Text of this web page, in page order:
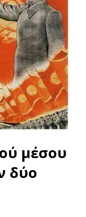
μέσου
δύο